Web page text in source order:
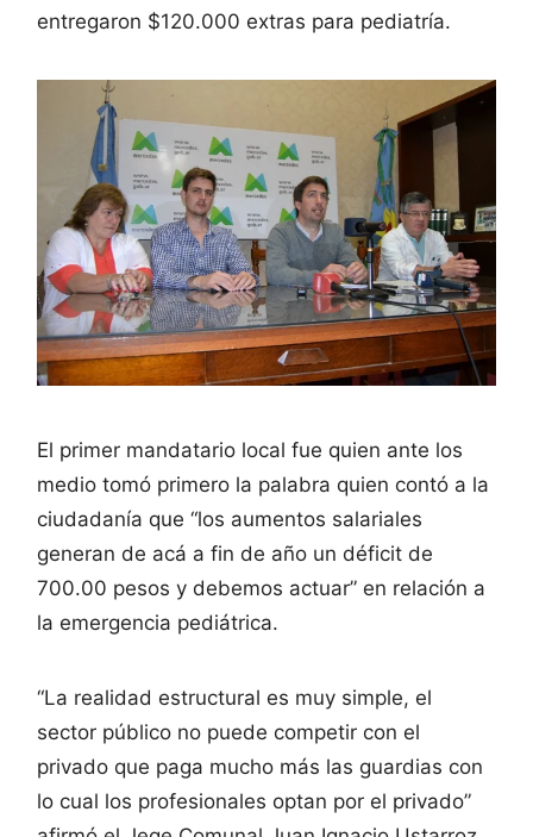
entregaron $120.000 extras para pediatría.
El primer mandatario local fue quien ante los
medio tomó primero la palabra quien contó a la
ciudadanía que “los aumentos salariales
generan de acá a fin de año un déficit de
700.00 pesos y debemos actuar” en relación a
la emergencia pediátrica.
“La realidad estructural es muy simple, el
sector público no puede competir con el
privado que paga mucho más las guardias con
lo cual los profesionales optan por el privado”